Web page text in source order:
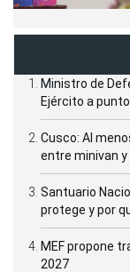
Ministro de
Ejército a
Cusco: Al
entre minivan
Santuario
protege y por
MEF propone
2027